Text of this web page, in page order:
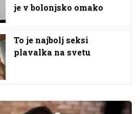
je v bolonjsko omako
To je najbolj seksi
plavalka na svetu